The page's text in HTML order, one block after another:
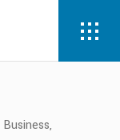
Business,